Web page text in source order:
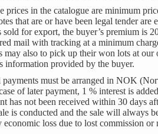
prices in the catalogue are minimum
that are or have been legal tender
sold for export, the buyer’s premium is
mail with tracking at a minimum
may also to pick up their won lots at
information provided by the buyer.
must be arranged in NOK
of later payment, 1 % interest is
has not been received within 30 days
is conducted and the sale will always
economic loss due to lost commission or